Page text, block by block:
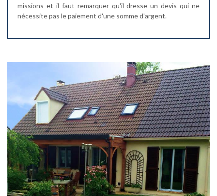
missions et il faut remarquer qu'il dresse un devis qui ne
nécessite pas le paiement d'une somme d'argent.